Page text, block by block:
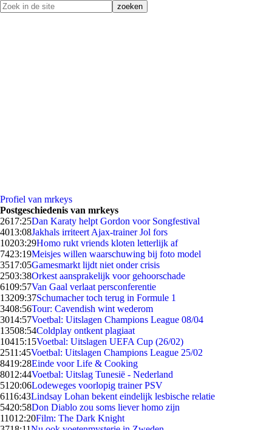
Profiel van mrkeys
Postgeschiedenis van mrkeys
2617:25Dan Karaty helpt Gordon voor Songfestival
4013:08Jakhals irriteert Ajax-trainer Jol fors
10203:29Homo rukt vriends kloten letterlijk af
7423:19Meisjes willen waarschuwing bij foto model
3517:05Gamesmarkt lijdt niet onder crisis
2503:38Orkest aansprakelijk voor gehoorschade
6109:57Van Gaal verlaat persconferentie
13209:37Schumacher toch terug in Formule 1
3408:56Tour: Cavendish wint wederom
3014:57Voetbal: Uitslagen Champions League 08/04
13508:54Coldplay ontkent plagiaat
10415:15Voetbal: Uitslagen UEFA Cup (26/02)
2511:45Voetbal: Uitslagen Champions League 25/02
8419:28Einde voor Life & Cooking
8012:44Voetbal: Uitslag Tunesië - Nederland
51 20:06Lodeweges voorlopig trainer PSV
6116:43Lindsay Lohan bekent eindelijk lesbische relatie
5420:58Don Diablo zou soms liever homo zijn
11012:20Film: The Dark Knight